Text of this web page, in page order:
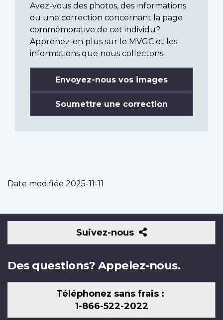
Avez-vous des photos, des informations
ou une correction concernant la page
commémorative de cet individu?
Apprenez-en plus sur le MVGC et les
informations que nous collectons.
Envoyez-nous vos images
Soumettre une correction
Date modifiée 2025-11-11
Suivez-nous
Suivez-
nous
Des questions? Appelez-nous.
Téléphonez sans frais :
1-866-522-2022